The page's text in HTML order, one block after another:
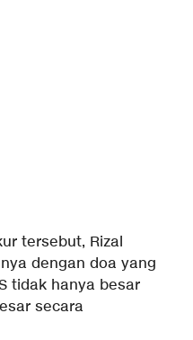
tersebut, Rizal
dengan doa yang
tidak hanya besar
secara